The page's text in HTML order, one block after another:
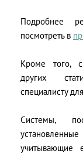
Подробнее
посмотреть в
Кроме того,
других
специалисту
Системы,
учитывающие